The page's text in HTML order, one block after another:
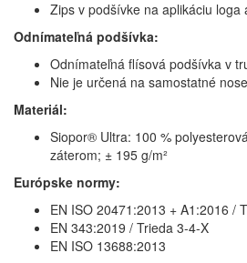
Zips v podšívke na aplikáciu loga
Odnímateľná podšívka:
Odnímateľná flísová podšívka v
Nie je určená na samostatné
Materiál:
Siopor® Ultra: 100 %
záterom; ± 195 g/m²
Európske normy:
EN ISO 20471:2013 + A1:2016 /
EN 343:2019 / Trieda 3-4-X
EN ISO 13688:2013